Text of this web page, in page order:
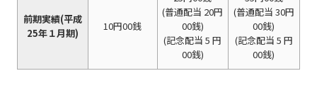
前期実績(平成
25年１月期)
10円00銭
(普通配当 20円
00銭)
(記念配当 5 円
00銭)
(普通配当 30円
00銭)
(記念配当 5 円
00銭)